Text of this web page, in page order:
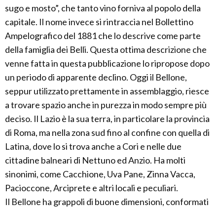
sugo e mosto”, che tanto vino forniva al popolo della
capitale. Il nome invece si rintraccia nel Bollettino
Ampelografico del 1881 che lo descrive come parte
della famiglia dei Belli. Questa ottima descrizione che
venne fatta in questa pubblicazione lo ripropose dopo
un periodo di apparente declino. Oggi il Bellone,
seppur utilizzato prettamente in assemblaggio, riesce
a trovare spazio anche in purezza in modo sempre più
deciso. Il Lazio è la sua terra, in particolare la provincia
di Roma, ma nella zona sud fino al confine con quella di
Latina, dove lo si trova anche a Cori e nelle due
cittadine balneari di Nettuno ed Anzio. Ha molti
sinonimi, come Cacchione, Uva Pane, Zinna Vacca,
Pacioccone, Arciprete e altri locali e peculiari.
Il Bellone ha grappoli di buone dimensioni, conformati